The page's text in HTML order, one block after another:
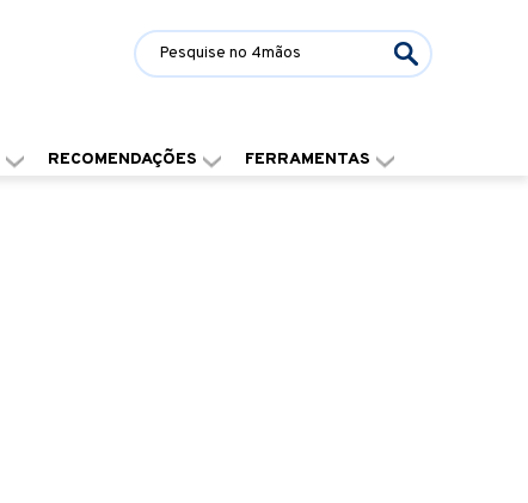
RECOMENDAÇÕES FERRAMENTAS